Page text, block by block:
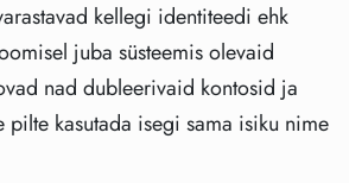
kellegi identiteedi ehk
juba süsteemis olevaid
nad dubleerivaid kontosid ja
kasutada isegi sama isiku nime